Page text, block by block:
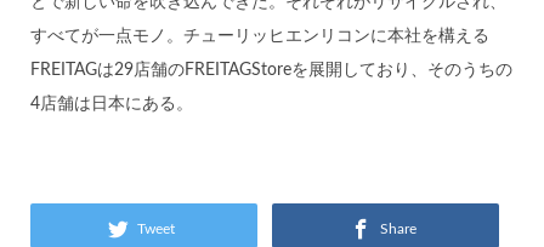
すべてが一点モノ。チューリッヒエンリコンに本社を構える
FREITAGは29店舗のFREITAGStoreを展開しており、そのうちの
4店舗は日本にある。
Tweet Share